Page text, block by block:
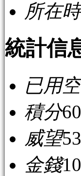
所在
統計信
已用
積分
威望
金錢